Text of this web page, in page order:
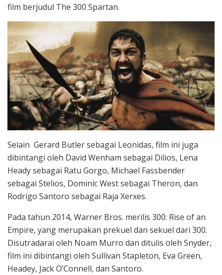
film berjudul The 300 Spartan.
Selain Gerard Butler sebagai Leonidas, film ini juga
dibintangi oleh David Wenham sebagai Dilios, Lena
Heady sebagai Ratu Gorgo, Michael Fassbender
sebagai Stelios, Dominic West sebagai Theron, dan
Rodrigo Santoro sebagai Raja Xerxes.
Pada tahun 2014, Warner Bros. merilis 300: Rise of an
Empire, yang merupakan prekuel dan sekuel dari 300.
Disutradarai oleh Noam Murro dan ditulis oleh Snyder,
film ini dibintangi oleh Sullivan Stapleton, Eva Green,
Headey, Jack O’Connell, dan Santoro.